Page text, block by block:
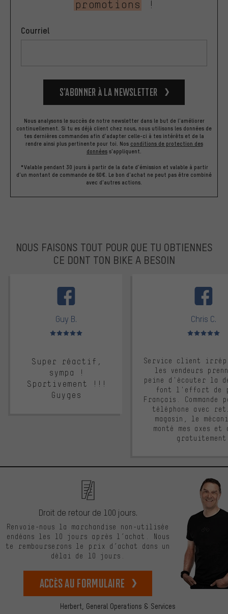
promotions !
Courriel
S’abonner à la newsletter
Nous analysons le succès de notre newsletter dans le but de l'améliorer
continuellement. Si tu es déjà client chez nous, nous utilisons les données de
tes dernières commandes afin d'adapter celle-ci à tes intérêts et de la
rendre ainsi plus pertinente pour toi. Nos conditions de protection des
données s'appliquent.
*Valable pendant 30 jours à partir de la date d'émission et valable à partir
d'un montant de commande de 60€. Le bon d'achat ne peut pas être combiné
avec d'autres actions.
NOUS FAISONS TOUT POUR QUE TU OBTIENNES
CE DONT TON BIKE A BESOIN
Guy B.
Note moyenne : 5 sur 5
Super réactif,
sympa !
Sportivement !!!
Guyges
Chris C.
Note moyenne :
Service client
les vendeurs
peine d'écouter la
font l'effort de
Français. Commande
téléphone avec
magasin, le
monté mes axes et
Herbert, General Operations & Services
Droit de retour de 100 jours.
Renvoie-nous la marchandise non-utilisée
endéans les 10 jours après l’achat. Nous
te rembourserons le prix d’achat dans un
délai de 10 jours.
Accès au formulaire